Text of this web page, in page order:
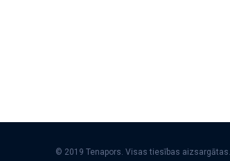
© 2019 Tenapors. Visas tiesības aizsargātas.